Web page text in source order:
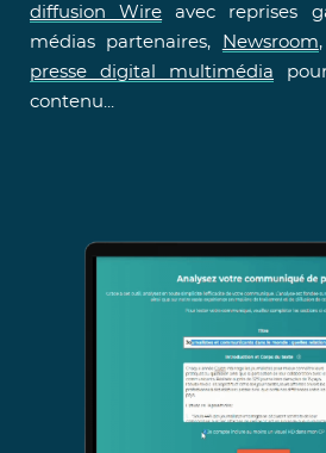
diffusion Wire avec reprises
médias partenaires,
Newsroom
presse digital multimédia
contenu...